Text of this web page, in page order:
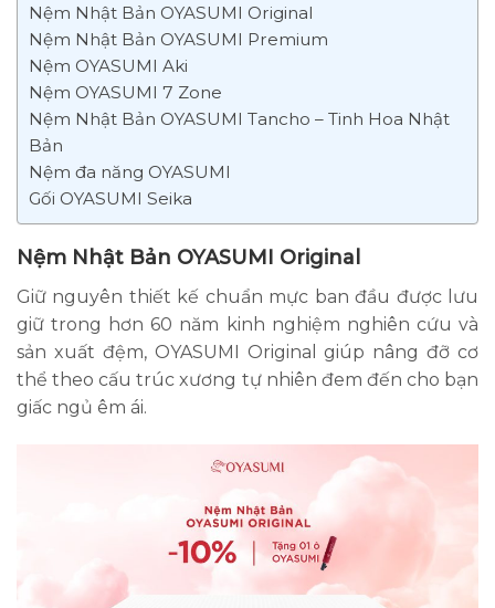
Nệm Nhật Bản OYASUMI Original
Nệm Nhật Bản OYASUMI Premium
Nệm OYASUMI Aki
Nệm OYASUMI 7 Zone
Nệm Nhật Bản OYASUMI Tancho – Tinh Hoa Nhật
Bản
Nệm đa năng OYASUMI
Gối OYASUMI Seika
Nệm Nhật Bản OYASUMI Original
Giữ nguyên thiết kế chuẩn mực ban đầu được lưu
giữ trong hơn 60 năm kinh nghiệm nghiên cứu và
sản xuất đệm, OYASUMI Original giúp nâng đỡ cơ
thể theo cấu trúc xương tự nhiên đem đến cho bạn
giấc ngủ êm ái.